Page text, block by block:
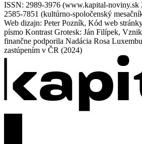
ISSN: 2989-3976 (www.kapital-
2585-7851 (kultúrno-spoločenský
Web dizajn: Peter Pozník, Kód web
písmo Kontrast Grotesk: Ján Filípek,
finančne podporila Nadácia Rosa
zastúpením v ČR (2024)